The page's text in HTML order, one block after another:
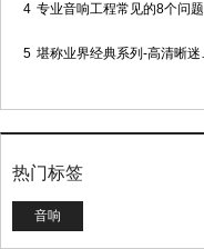
4 专业音响工程常见的8个问题
5 堪称业界经典系列-高清晰迷你型头戴话筒
热门标签
音响